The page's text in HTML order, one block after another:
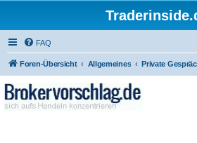
FAQ
Foren-Übersicht Allgemeines